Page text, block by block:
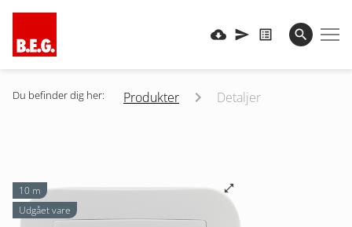
Du befinder dig her: Produkter Detaljer
10 m
Udgået vare